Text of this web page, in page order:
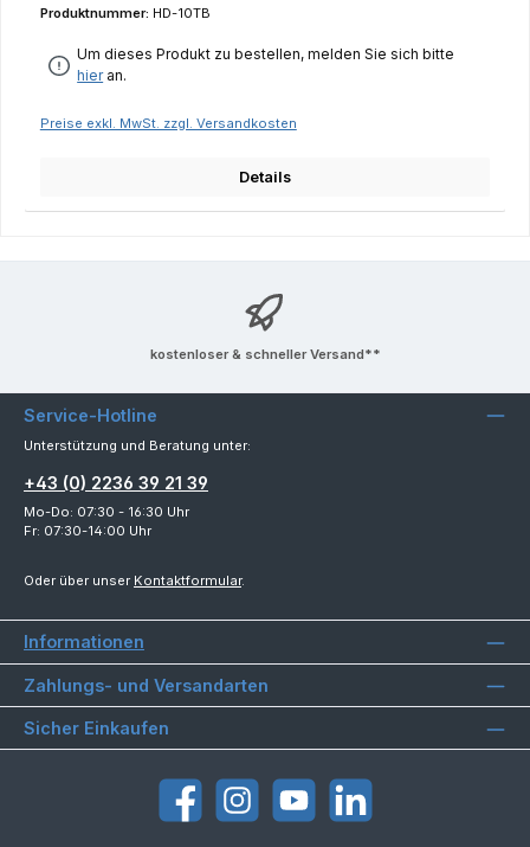
Produktnummer: HD-10TB
Um dieses Produkt zu bestellen, melden Sie sich bitte
hieran.
Preise exkl. MwSt. zzgl. Versandkosten
Details
kostenloser & schneller Versand**
Service-Hotline
Unterstützung und Beratung unter:
+43 (0) 2236 39 21 39
Mo-Do: 07:30 - 16:30 Uhr
Fr: 07:30-14:00 Uhr
Oder über unser Kontaktformular.
Informationen
Zahlungs- und Versandarten
Sicher Einkaufen
FacebookInstagramYouTubeLinkedIn